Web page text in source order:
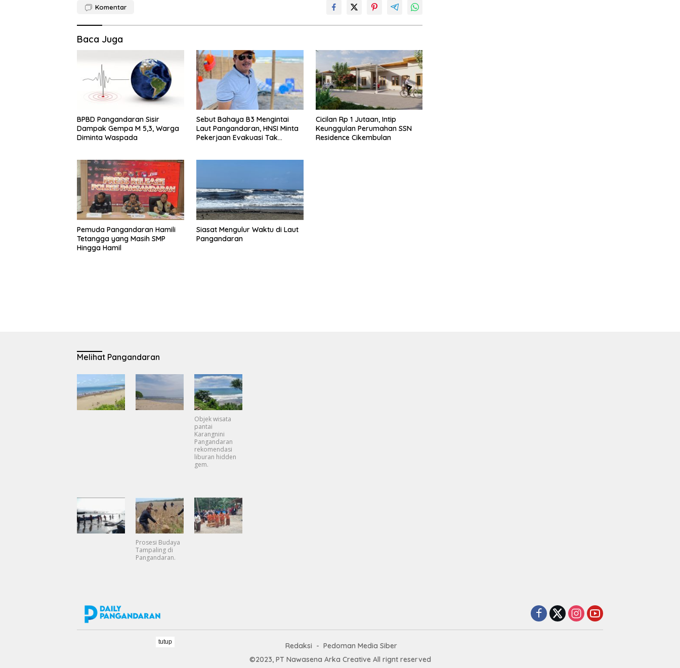
Komentar
Baca Juga
BPBD Pangandaran Sisir
Dampak Gempa M 5,3, Warga
Diminta Waspada
Sebut Bahaya B3 Mengintai
Laut Pangandaran, HNSI Minta
Pekerjaan Evakuasi Tak
Cicilan Rp 1 Jutaan, Intip
Keunggulan Perumahan SSN
Residence Cikembulan
Pemuda Pangandaran Hamili
Tetangga yang Masih SMP
Hingga Hamil
Siasat Mengulur Waktu di Laut
Pangandaran
Melihat Pangandaran
Objek wisata
pantai
Karangnini
Pangandaran
rekomendasi
liburan hidden
gem.
Prosesi Budaya
Tampaling di
Pangandaran.
Redaksi
Pedoman Media Siber
©2023, PT Nawasena Arka Creative All rignt reserved
tutup